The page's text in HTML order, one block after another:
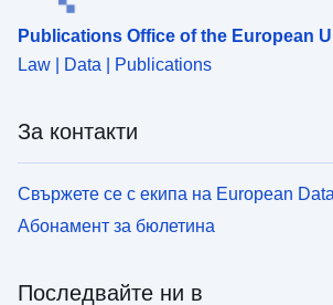
Publications Office of the European
Law | Data | Publications
За контакти
Свържете се с екипа на European
Абонамент за бюлетина
Последвайте ни в